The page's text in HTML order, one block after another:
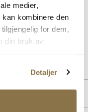
medier,
kombinere den
for dem,
din bruk av
Detaljer
Glidelås på siden